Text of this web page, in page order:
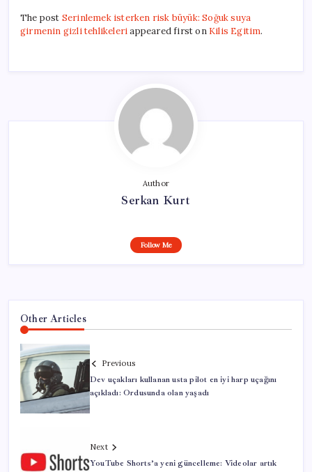
The post Serinlemek isterken risk büyük: Soğuk suya
girmenin gizli tehlikeleriappeared first on Kilis Egitim.
Author
Serkan Kurt
Follow Me
Other Articles
Previous
Dev uçakları kullanan usta pilot en iyi harp uçağını
açıkladı: Ordusunda olan yaşadı
Next
YouTube Shorts’a yeni güncelleme: Videolar artık